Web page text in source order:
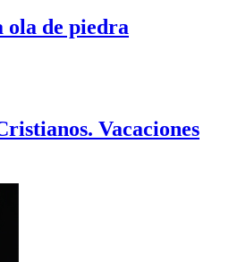
ola de piedra
Vacaciones